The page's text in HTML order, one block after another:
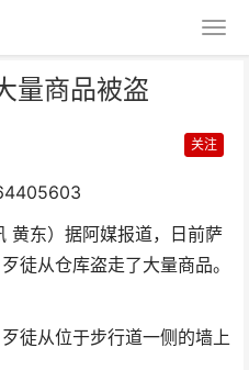
量商品被盗
关注
黄东）据阿媒报道，日前萨
徒从仓库盗走了大量商品。
徒从位于步行道一侧的墙上
品被盗